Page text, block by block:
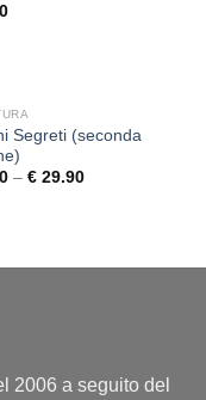
Segreti (seconda
– €29.90
2006 a seguito del